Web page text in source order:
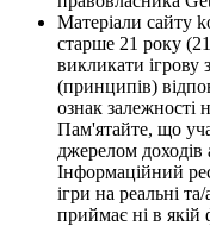
Матеріали сайту
старше 21 року
викликати ігрову
(принципів)
ознак залежності
Пам'ятайте, що
джерелом доходів
Інформаційний
ігри на реальні
приймає ні в якій